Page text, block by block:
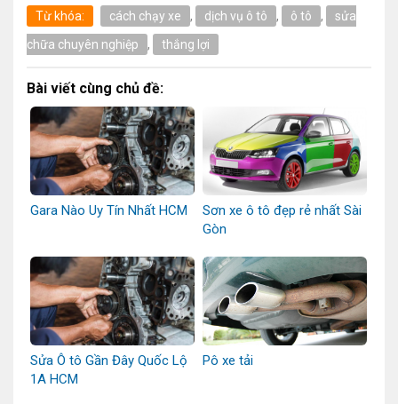
Từ khóa: cách chạy xe , dịch vụ ô tô , ô tô ,
sửa
chữa chuyên nghiệp
, thắng lợi
Bài viết cùng chủ đề:
Gara Nào Uy Tín Nhất HCM
Sơn xe ô tô đẹp rẻ nhất Sài
Gòn
Sửa Ô tô Gần Đây Quốc Lộ
1A HCM
Pô xe tải